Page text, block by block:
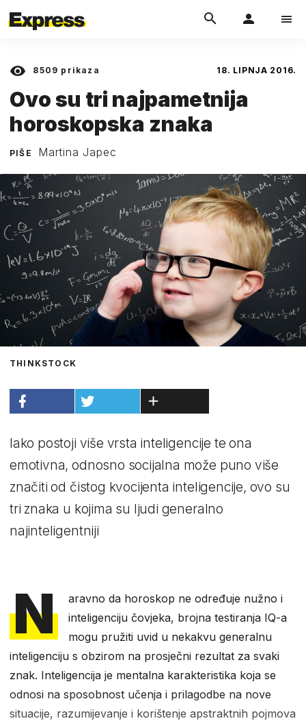
8509 prikaza 18. LIPNJA 2016.
Ovo su tri najpametnija
horoskopska znaka
PIŠE Martina Japec
THINKSTOCK
Iako postoji više vrsta inteligencije te ona
emotivna, odnosno socijalna može puno više
značiti od čistog kvocijenta inteligencije, ovo su
tri znaka u kojima su ljudi generalno
najinteligentniji
N
aravno da horoskop ne određuje nužno i
inteligenciju čovjeka, brojna testiranja IQ-a
mogu pružiti uvid u nekakvu generalnu
inteligenciju s obzirom na prosječni rezultat za svaki
znak. Inteligencija je mentalna karakteristika koja se
odnosi na sposobnost učenja i prilagodbe na nove
situacije, razumijevanje i korištenje apstraktnih pojmova